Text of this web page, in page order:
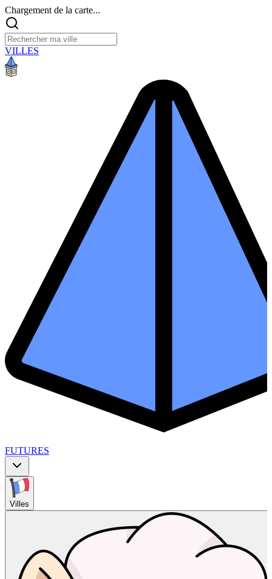
Chargement de la carte...
VILLES
FUTURES
Villes